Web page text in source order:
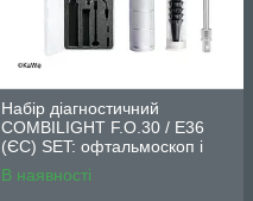
Набір діагностичний
COMBILIGHT F.O.30 / E36
(ЄС) SET: офтальмоскоп і
отоскоп, 2,5 В
В наявності